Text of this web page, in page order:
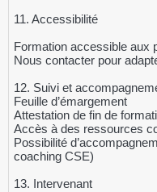
11. Accessibilité
Formation accessible aux
Nous contacter pour
12. Suivi et
Feuille d’émargement
Attestation de fin de
Accès à des ressources
Possibilité
coaching CSE)
13. Intervenant